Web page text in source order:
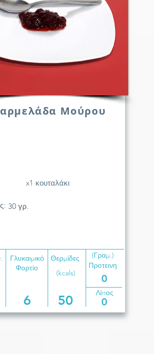
Μούρου
x1 κουταλάκι
30 γρ.
Γλυκαιμικό
Φορτίο
Θερμίδες
(kcals)
Προτεινη
0
(Γραμ.)
6 50 Λίπος
0